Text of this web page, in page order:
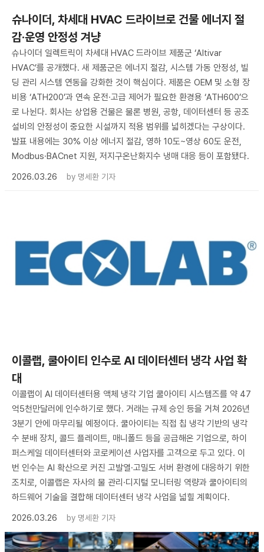
슈나이더, 차세대 HVAC 드라이브로 건물 에너지 절
감·운영 안정성 겨냥
슈나이더 일렉트릭이 차세대 HVAC 드라이브 제품군 ‘Altivar
HVAC’를 공개했다. 새 제품군은 에너지 절감, 시스템 가동 안정성, 빌
딩 관리 시스템 연동을 강화한 것이 핵심이다. 제품은 OEM 및 소형 장
비용 ‘ATH200’과 연속 운전·고급 제어가 필요한 환경용 ‘ATH600’으
로 나뉜다. 회사는 상업용 건물은 물론 병원, 공항, 데이터센터 등 공조
설비의 안정성이 중요한 시설까지 적용 범위를 넓히겠다는 구상이다.
발표 내용에는 30% 이상 에너지 절감, 영하 10도~영상 60도 운전,
Modbus·BACnet 지원, 저지구온난화지수 냉매 대응 등이 포함됐다.
2026.03.26
by 명세환 기자
이콜랩, 쿨아이티 인수로 AI 데이터센터 냉각 사업 확
대
이콜랩이 AI 데이터센터용 액체 냉각 기업 쿨아이티 시스템즈를 약 47
억5천만달러에 인수하기로 했다. 거래는 규제 승인 등을 거쳐 2026년
3분기 안에 마무리될 예정이다. 쿨아이티는 직접 칩 냉각 기반의 냉각
수 분배 장치, 콜드 플레이트, 매니폴드 등을 공급해온 기업으로, 하이
퍼스케일 데이터센터와 코로케이션 사업자를 고객으로 두고 있다. 이
번 인수는 AI 확산으로 커진 고발열·고밀도 서버 환경에 대응하기 위한
조치로, 이콜랩은 자사의 물 관리·디지털 모니터링 역량과 쿨아이티의
하드웨어 기술을 결합해 데이터센터 냉각 사업을 넓힐 계획이다.
2026.03.26
by 명세환 기자